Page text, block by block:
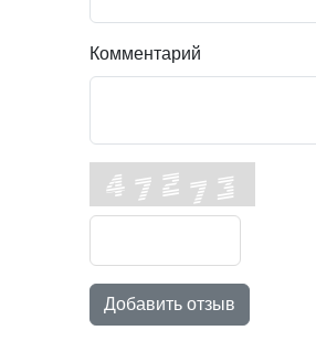
Комментарий
Добавить отзыв